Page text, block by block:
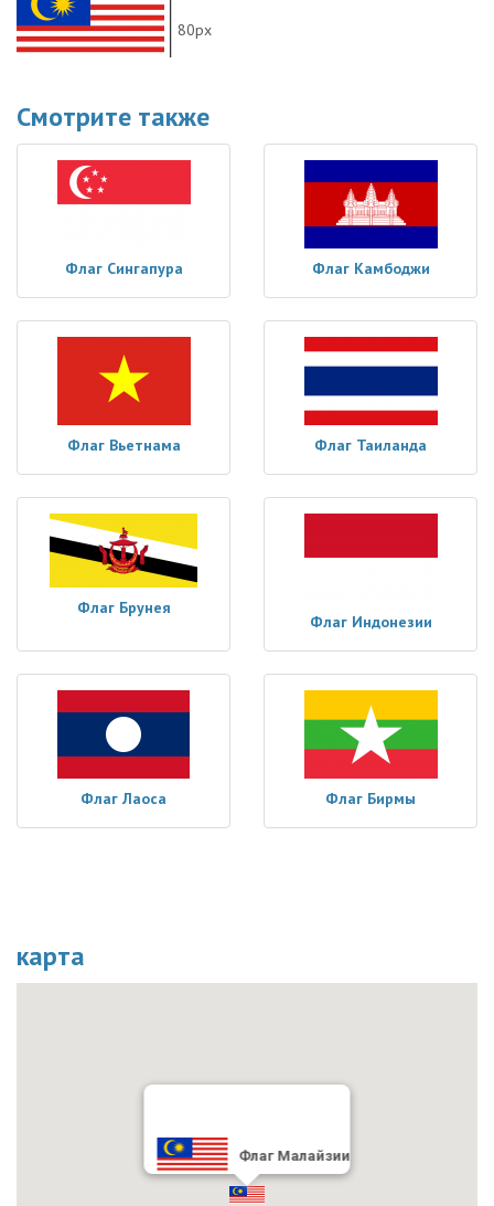
80px
Смотрите также
Флаг Сингапура Флаг Камбоджи
Флаг Вьетнама Флаг Таиланда
Флаг Брунея
Флаг Индонезии
Флаг Лаоса Флаг Бирмы
карта
Флаг Малайзии